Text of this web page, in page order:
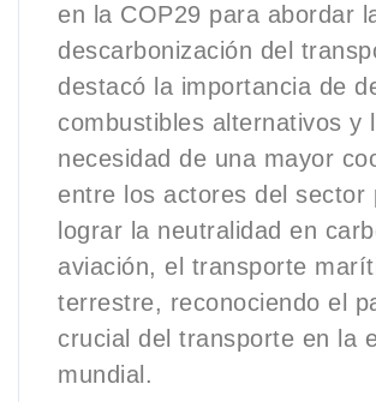
en la COP29 para abordar
descarbonización del
destacó la importancia de
combustibles alternativos y
necesidad de una mayor
entre los actores del sector
lograr la neutralidad en
aviación, el transporte
terrestre, reconociendo el
crucial del transporte en la
mundial.